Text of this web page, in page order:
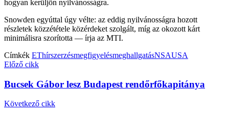
hogyan kerüljön nyilvánosságra.
Snowden egyúttal úgy vélte: az eddig nyilvánosságra hozott
részletek közzététele közérdeket szolgált, míg az okozott kárt
minimálisra szorította — írja az MTI.
Címkék EThírszerzésmegfigyelésmeghallgatásNSAUSA
Előző cikk
Bucsek Gábor lesz Budapest rendőrfőkapitánya
Következő cikk